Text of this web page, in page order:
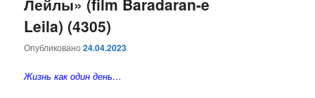
Leila) (4305)
Опубликовано24.04.2023
Жизнь как один день…